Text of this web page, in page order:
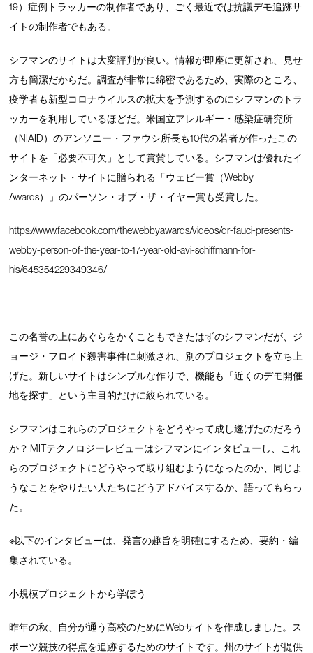
19）症例トラッカーの制作者であり、ごく最近では抗議デモ追跡サ
イトの制作者でもある。
シフマンのサイトは大変評判が良い。情報が即座に更新され、見せ
方も簡潔だからだ。調査が非常に綿密であるため、実際のところ、
疫学者も新型コロナウイルスの拡大を予測するのにシフマンのトラ
ッカーを利用しているほどだ。米国立アレルギー・感染症研究所
（NIAID）のアンソニー・ファウシ所長も10代の若者が作ったこの
サイトを「必要不可欠」として賞賛している。シフマンは優れたイ
ンターネット・サイトに贈られる「ウェビー賞（Webby
Awards）」のパーソン・オブ・ザ・イヤー賞も受賞した。
https://www.facebook.com/thewebbyawards/videos/dr-fauci-presents-
webby-person-of-the-year-to-17-year-old-avi-schiffmann-for-
his/645354229349346/
この名誉の上にあぐらをかくこともできたはずのシフマンだが、ジ
ョージ・フロイド殺害事件に刺激され、別のプロジェクトを立ち上
げた。新しいサイトはシンプルな作りで、機能も「近くのデモ開催
地を探す」という主目的だけに絞られている。
シフマンはこれらのプロジェクトをどうやって成し遂げたのだろう
か？ MITテクノロジーレビューはシフマンにインタビューし、これ
らのプロジェクトにどうやって取り組むようになったのか、同じよ
うなことをやりたい人たちにどうアドバイスするか、語ってもらっ
た。
※以下のインタビューは、発言の趣旨を明確にするため、要約・編
集されている。
小規模プロジェクトから学ぼう
昨年の秋、自分が通う高校のためにWebサイトを作成しました。ス
ポーツ競技の得点を追跡するためのサイトです。州のサイトが提供